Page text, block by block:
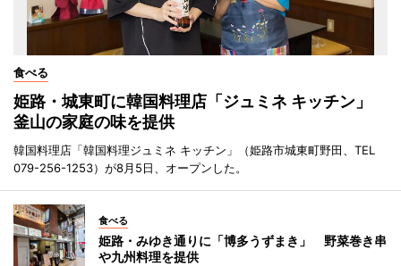
食べる
姫路・城東町に韓国料理店「ジュミネ キッチン」
釜山の家庭の味を提供
韓国料理店「韓国料理ジュミネ キッチン」（姫路市城東町野田、TEL
079-256-1253）が8月5日、オープンした。
食べる
姫路・みゆき通りに「博多うずまき」 野菜巻き串
や九州料理を提供